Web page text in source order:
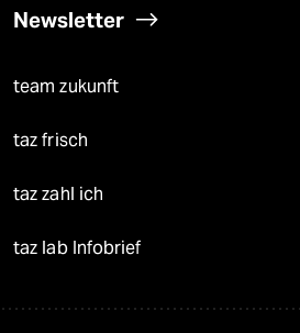
Newsletter
team zukunft
taz frisch
taz zahl ich
taz lab Infobrief